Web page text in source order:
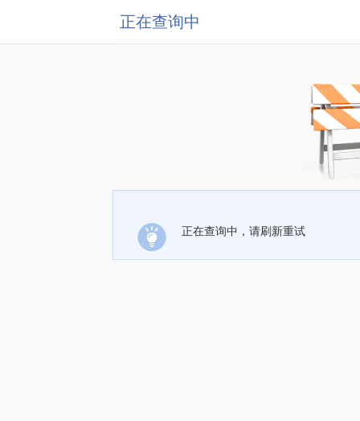
正在查询中
正在查询中，请刷新重试